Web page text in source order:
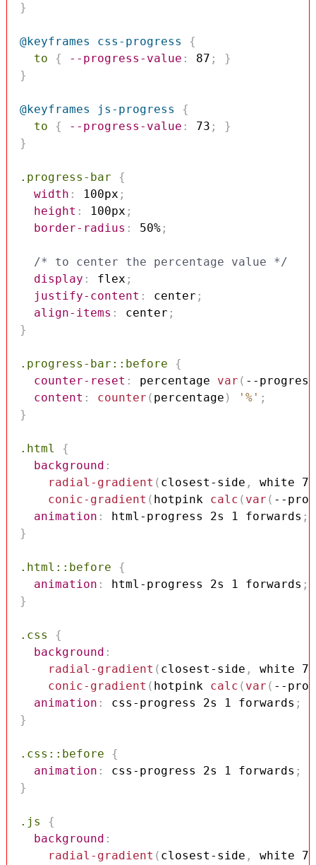
}
@keyframes css-progress
{
to
{ --progress-value : 87 ;
}
}
@keyframes js-progress
{
to
{ --progress-value : 73 ;
}
}
.progress-bar
{
width : 100px ;
height : 100px ;
border-radius : 50%;
/* to center the percentage value */
display : flex ;
justify-content : center ;
align-items : center ;
}
.progress-bar::before
{
counter-reset : percentage var ( --
content : counter ( percentage ) '%' ;
}
.html
{
background :
radial-gradient ( closest-side ,
white
conic-gradient ( hotpink calc ( var ( --
animation : html-progress 2s 1 forwards ;
}
.html::before
{
animation : html-progress 2s 1 forwards ;
}
.css
{
background :
radial-gradient ( closest-side ,
white
conic-gradient ( hotpink calc ( var ( --
animation : css-progress 2s 1 forwards ;
}
.css::before
{
animation : css-progress 2s 1 forwards ;
}
.js
{
background :
radial-gradient ( closest-side , white